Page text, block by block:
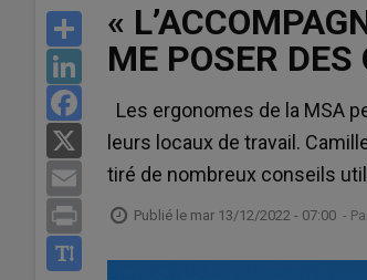
Share
LinkedIn
Facebook
Email
Print
«
ME POSER
Les ergonomes de la MSA
leurs locaux de travail.
tiré de nombreux conseils
Publié le mar 13/12/2022 - 07:00 -